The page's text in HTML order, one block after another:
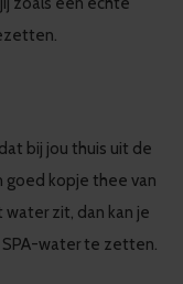
bij jou thuis uit de
goed kopje thee van
zit, dan kan je
water te zetten.